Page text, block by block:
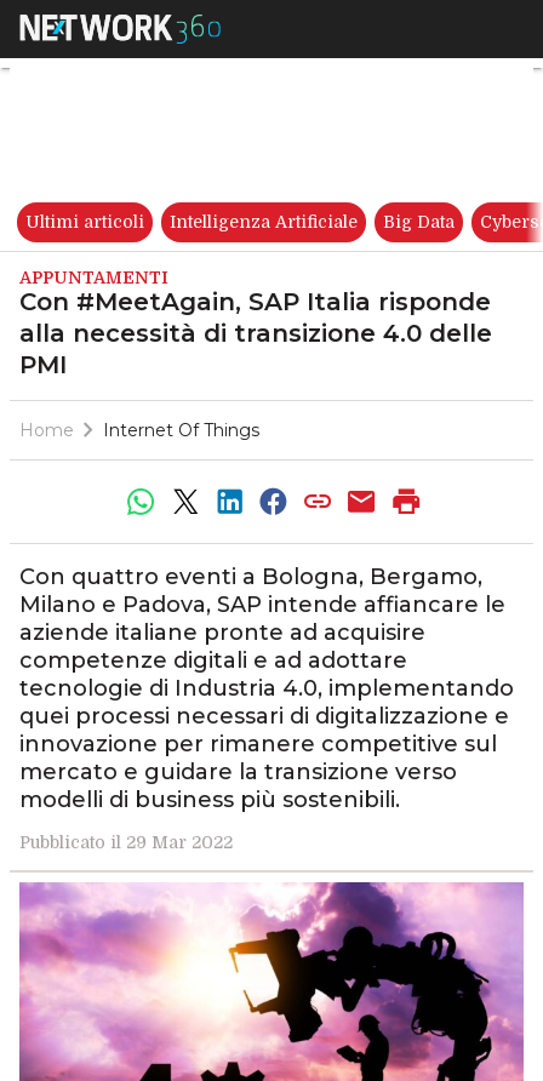
Con #MeetAgain, SAP Italia
Ultimi articoli Intelligenza Artificiale Big Data
APPUNTAMENTI
Con #MeetAgain, SAP Italia risponde
alla necessità di transizione 4.0 delle
PMI
Home Internet Of Things
Con quattro eventi a Bologna, Bergamo,
Milano e Padova, SAP intende affiancare le
aziende italiane pronte ad acquisire
competenze digitali e ad adottare
tecnologie di Industria 4.0, implementando
quei processi necessari di digitalizzazione e
innovazione per rimanere competitive sul
mercato e guidare la transizione verso
modelli di business più sostenibili.
Pubblicato il 29 Mar 2022